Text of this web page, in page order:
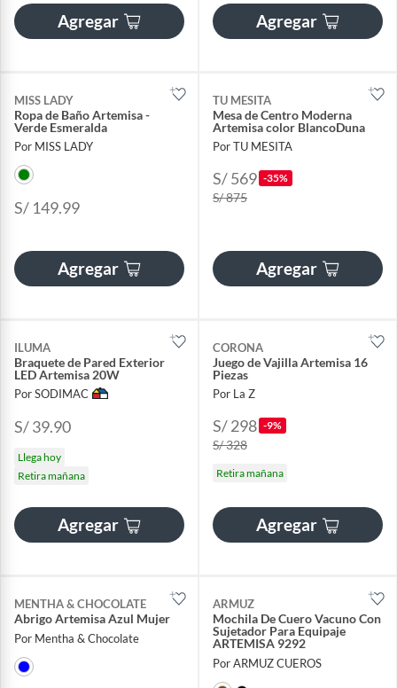
Agregar Agregar
MISS LADY
Ropa de Baño Artemisa -
Verde Esmeralda
Por MISS LADY
S/ 149.99
Agregar
TU MESITA
Mesa de Centro Moderna
Artemisa color BlancoDuna
Por TU MESITA
S/ 569 -35%
S/ 875
Agregar
ILUMA
Braquete de Pared Exterior
LED Artemisa 20W
Por SODIMAC
S/ 39.90
Llega hoy
Retira mañana
Agregar
CORONA
Juego de Vajilla Artemisa 16
Piezas
Por La Z
S/ 298 -9%
S/ 328
Retira mañana
Agregar
MENTHA & CHOCOLATE
Abrigo Artemisa Azul Mujer
Por Mentha & Chocolate
ARMUZ
Mochila De Cuero Vacuno Con
Sujetador Para Equipaje
ARTEMISA 9292
Por ARMUZ CUEROS